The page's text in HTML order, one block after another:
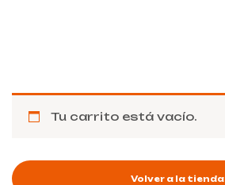
Tu carrito está vacío.
Volver a la tienda